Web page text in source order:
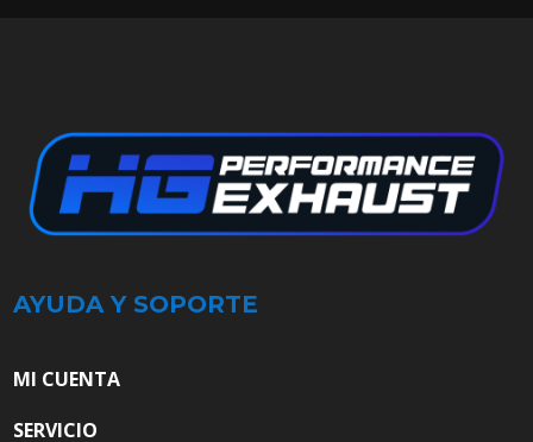
AYUDA Y SOPORTE
MI CUENTA
SERVICIO